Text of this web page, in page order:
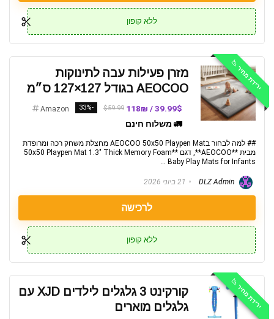
ללא קופון
ירידת מחיר 📉
מזרן פעילות עבה לתינוקות
AEOCOO בגודל 127×127 ס״מ
39.99$ / 118₪
$59.99
-33%
Amazon
🚛 משלוח חינם
## למה לבחור בAEOCOO 50x50 Playpen Mat מחצלת משחק רכה ומרופדת
מבית **AEOCOO**, דגם **50x50 Playpen Mat 1.3" Thick Memory Foam
Baby Play Mats for Infants ...
21 ביוני 2026
לרכישה
ללא קופון
ירידת מחיר 📉
קורקינט 3 גלגלים לילדים XJD עם
גלגלים מוארים